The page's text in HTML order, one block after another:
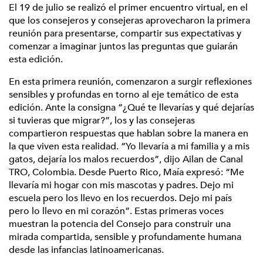
El 19 de julio se realizó el primer encuentro virtual, en el
que los consejeros y consejeras aprovecharon la primera
reunión para presentarse, compartir sus expectativas y
comenzar a imaginar juntos las preguntas que guiarán
esta edición.
En esta primera reunión, comenzaron a surgir reflexiones
sensibles y profundas en torno al eje temático de esta
edición. Ante la consigna “¿Qué te llevarías y qué dejarías
si tuvieras que migrar?”, los y las consejeras
compartieron respuestas que hablan sobre la manera en
la que viven esta realidad. “Yo llevaría a mi familia y a mis
gatos, dejaría los malos recuerdos”, dijo Ailan de Canal
TRO, Colombia. Desde Puerto Rico, Maía expresó: “Me
llevaría mi hogar con mis mascotas y padres. Dejo mi
escuela pero los llevo en los recuerdos. Dejo mi país
pero lo llevo en mi corazón”. Estas primeras voces
muestran la potencia del Consejo para construir una
mirada compartida, sensible y profundamente humana
desde las infancias latinoamericanas.